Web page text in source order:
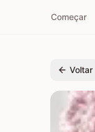
Começar
Voltar